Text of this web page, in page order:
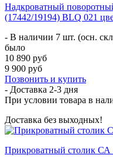
Надкроватный
(17442/19194) BLQ 021
- В наличии 7 шт. (осн.
было
10 890 руб
9 900 руб
Позвонить и купить
- Доставка 2-3 дня
При условии товара в
Доставка без выходных!
Прикроватный столик СА